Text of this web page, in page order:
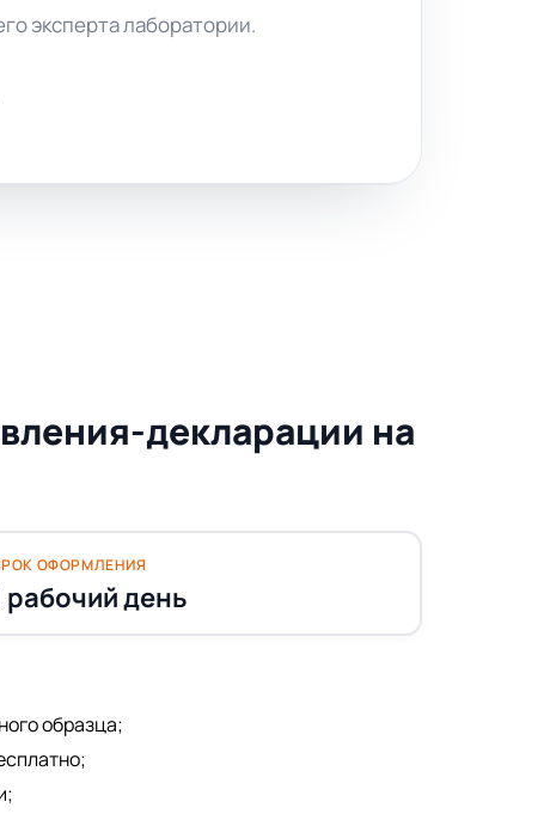
эксперта лаборатории.
декларации на
ОФОРМЛЕНИЯ
рабочий день
образца;